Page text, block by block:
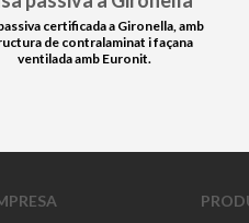
certificada a Gironella, amb
de contralaminat i façana
ventilada amb Euronit.